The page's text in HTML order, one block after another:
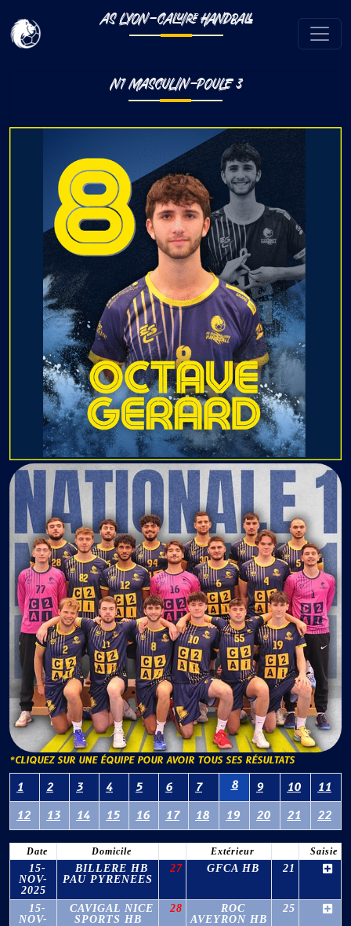
AS LYON-CALUIRE HANDBALL
N1 MASCULIN-POULE 3
*CLIQUEZ SUR UNE ÉQUIPE POUR AVOIR TOUS SES RÉSULTATS
1 2 3 4 5 6 7 8 9 10
11
12
13 14 15 16 17 18 19 20 21 22
Date Domicile Extérieur Saisie
15-
NOV-
2025
BILLERE HB
PAU PYRENEES
27 GFCA HB 21
15-
NOV-
CAVIGAL NICE
SPORTS HB
28
ROC
AVEYRON HB
25